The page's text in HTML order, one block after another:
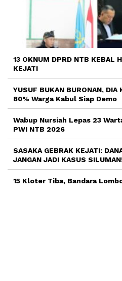
13 OKNUM DPRD NTB KEBAL
KEJATI
YUSUF BUKAN BURONAN, DIA
80% Warga Kabul Siap Demo
Wabup Nursiah Lepas 23
PWI NTB 2026
SASAKA GEBRAK KEJATI:
JANGAN JADI KASUS
15 Kloter Tiba, Bandara